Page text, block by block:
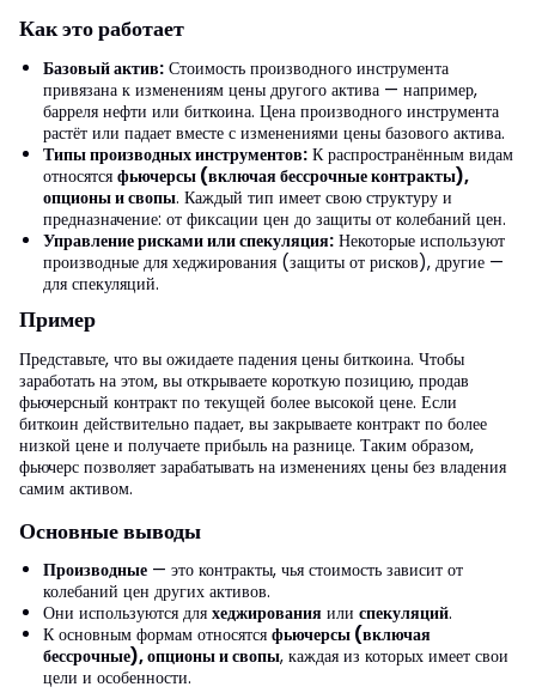
Как это работает
Базовый актив: Стоимость производного инструмента
привязана к изменениям цены другого актива — например,
барреля нефти или биткоина. Цена производного инструмента
растёт или падает вместе с изменениями цены базового актива.
Типы производных инструментов: К распространённым видам
относятся фьючерсы (включая бессрочные контракты),
опционы и свопы. Каждый тип имеет свою структуру и
предназначение: от фиксации цен до защиты от колебаний цен.
Управление рисками или спекуляция: Некоторые используют
производные для хеджирования (защиты от рисков), другие —
для спекуляций.
Пример
Представьте, что вы ожидаете падения цены биткоина. Чтобы
заработать на этом, вы открываете короткую позицию, продав
фьючерсный контракт по текущей более высокой цене. Если
биткоин действительно падает, вы закрываете контракт по более
низкой цене и получаете прибыль на разнице. Таким образом,
фьючерс позволяет зарабатывать на изменениях цены без владения
самим активом.
Основные выводы
Производные — это контракты, чья стоимость зависит от
колебаний цен других активов.
Они используются для хеджирования или спекуляций.
К основным формам относятся фьючерсы (включая
бессрочные), опционы и свопы, каждая из которых имеет свои
цели и особенности.